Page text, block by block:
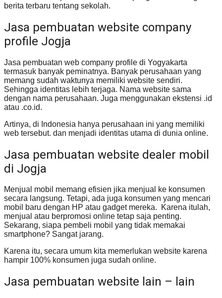
berita terbaru tentang sekolah.
Jasa pembuatan website company
profile Jogja
Jasa pembuatan web company profile di Yogyakarta
termasuk banyak peminatnya. Banyak perusahaan yang
memang sudah waktunya memiliki website sendiri.
Sehingga identitas lebih terjaga. Nama website sama
dengan nama perusahaan. Juga menggunakan ekstensi .id
atau .co.id.
Artinya, di Indonesia hanya perusahaan ini yang memiliki
web tersebut. dan menjadi identitas utama di dunia online.
Jasa pembuatan website dealer mobil
di Jogja
Menjual mobil memang efisien jika menjual ke konsumen
secara langsung. Tetapi, ada juga konsumen yang mencari
mobil baru dengan HP atau gadget mereka. Karena itulah,
menjual atau berpromosi online tetap saja penting.
Sekarang, siapa pembeli mobil yang tidak memakai
smartphone? Sangat jarang.
Karena itu, secara umum kita memerlukan website karena
hampir 100% konsumen juga sudah online.
Jasa pembuatan website lain – lain